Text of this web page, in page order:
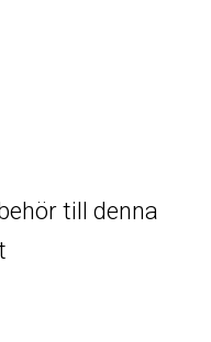
till denna